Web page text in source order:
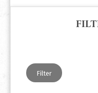
Filter